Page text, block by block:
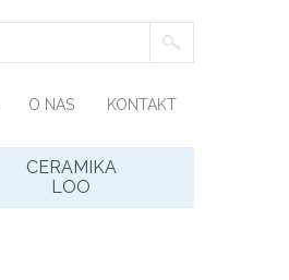
O NAS KONTAKT
CERAMIKA
LOO